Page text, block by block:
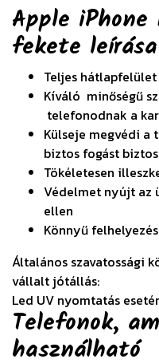
Apple
fekete leírása
Teljes
Kíváló minőségű
telefonodnak a
Külseje megvédi a
biztos fogást
Tökéletesen
Védelmet nyújt az
ellen
Könnyű
Általános szavatossági
vállalt jótállás:
Led UV nyomtatás
Telefonok,
használható